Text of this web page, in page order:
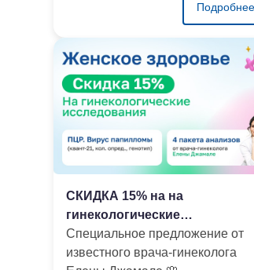
Подробнее
СКИДКА 15% на на
гинекологические
исследования
Cпециальное предложение от
известного врача-гинеколога